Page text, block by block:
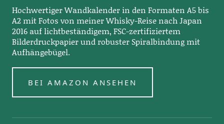
Hochwertiger Wandkalender in den Formaten A5 bis
A2 mit Fotos von meiner Whisky-Reise nach Japan
2016 auf lichtbeständigem, FSC-zertifiziertem
Bilderdruckpapier und robuster Spiralbindung mit
Aufhängebügel.
BEI AMAZON ANSEHEN